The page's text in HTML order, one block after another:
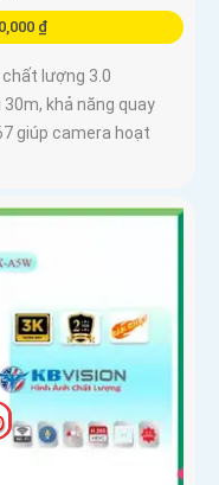
₫
chất lượng 3.0
khả năng quay
giúp camera hoạt